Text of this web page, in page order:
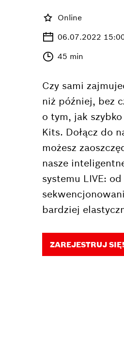
Online
06.07.2022
45 min
Czy sami
niż później, bez
o tym, jak
Kits. Dołącz do
możesz
nasze
systemu LIVE:
bardziej
ZAREJESTRUJ SIĘ!